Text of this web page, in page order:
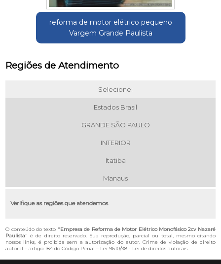
reforma de motor elétrico pequeno
Vargem Grande Paulista
Regiões de Atendimento
Selecione:
Estados Brasil
GRANDE SÃO PAULO
INTERIOR
Itatiba
Manaus
Verifique as regiões que atendemos
O conteúdo do texto "Empresa de Reforma de Motor Elétrico Monofásico 2cv Nazaré
Paulista" é de direito reservado. Sua reprodução, parcial ou total, mesmo citando
nossos links, é proibida sem a autorização do autor. Crime de violação de direito
autoral – artigo 184 do Código Penal – Lei 9610/98 - Lei de direitos autorais.